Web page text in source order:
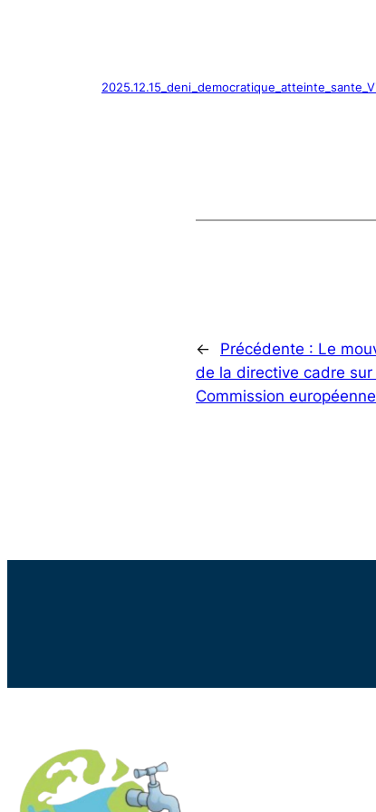
← Précédente : Le
de la directive cadre sur
Commission européenne